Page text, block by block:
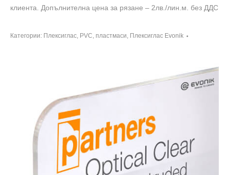
клиента. Допълнителна цена за рязане – 2лв./лин.м. без ДДС
Категории: Плексиглас, PVC, пластмаси, Плексиглас Evonik